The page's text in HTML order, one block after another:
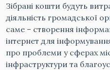
Зібрані кошти будуть
діяльність громадської
саме – створення
інтернет для
про проблеми у сферах
інфраструктури та